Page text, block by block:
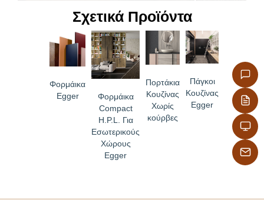
– Υψηλή αντοχή στα χημικά
– Υψηλή αισθητική, υφή και αφή
Σχετικά Προϊόντα
Φορμάικα
Egger
Φορμάικα
Compact
H.P.L. Για
Εσωτερικούς
Χώρους
Egger
Πορτάκια
Κουζίνας
Χωρίς
κούρβες
Πάγκοι
Κουζίνας
Egger